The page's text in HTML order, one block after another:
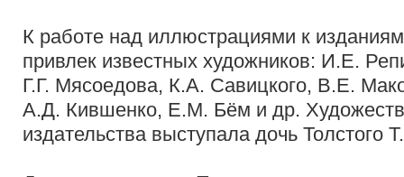
К работе над иллюстрациями к
привлек известных художников: И.Е.
Г.Г. Мясоедова, К.А. Савицкого, В.Е.
А.Д. Кившенко, Е.М. Бём и др.
издательства выступала дочь Толстого